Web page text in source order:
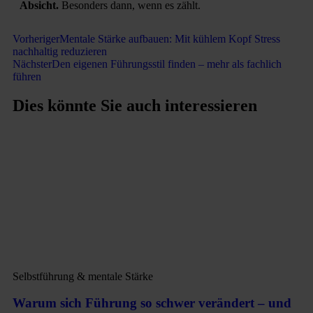
Absicht. Besonders dann, wenn es zählt.
VorherigerMentale Stärke aufbauen: Mit kühlem Kopf Stress
nachhaltig reduzieren
NächsterDen eigenen Führungsstil finden – mehr als fachlich
führen
Dies könnte Sie auch interessieren
Selbstführung & mentale Stärke
Warum sich Führung so schwer verändert – und